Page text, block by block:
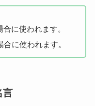
に使われます。
に使われます。
言